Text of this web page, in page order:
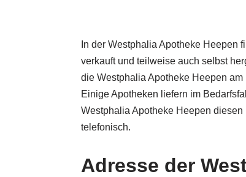
In der Westphalia Apotheke Heepen
verkauft und teilweise auch selbst
die Westphalia Apotheke Heepen
Einige Apotheken liefern im
Westphalia Apotheke Heepen
telefonisch.
Adresse der